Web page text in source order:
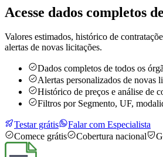
Acesse dados completos de
Valores estimados, histórico de
alertas de novas licitações.
Dados completos de todos os
Alertas personalizados de novas
Histórico de preços e análise de
Filtros por Segmento, UF,
Testar grátis
Falar com Especialista
Comece grátis
Cobertura nacional